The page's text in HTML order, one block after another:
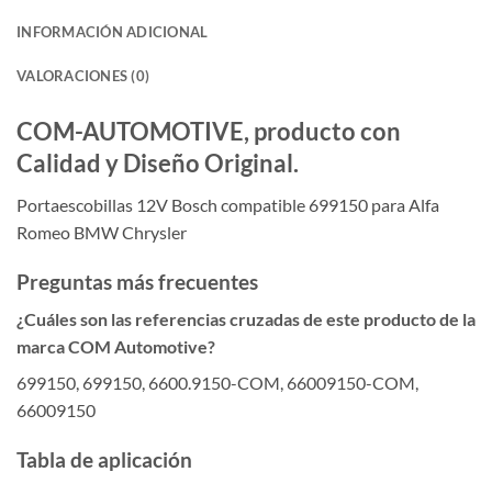
INFORMACIÓN ADICIONAL
VALORACIONES (0)
COM-AUTOMOTIVE, producto con
Calidad y Diseño Original.
Portaescobillas 12V Bosch compatible 699150 para Alfa
Romeo BMW Chrysler
Preguntas más frecuentes
¿Cuáles son las referencias cruzadas de este producto de la
marca COM Automotive?
699150, 699150, 6600.9150-COM, 66009150-COM,
66009150
Tabla de aplicación